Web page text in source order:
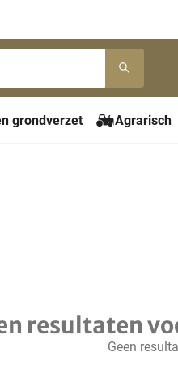
grondverzet Agrarisch
resultaten
Geen